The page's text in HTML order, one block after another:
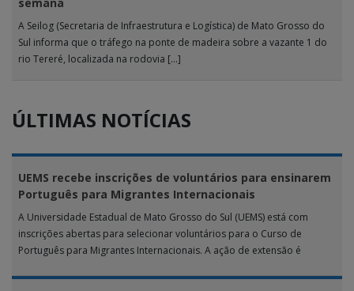
A Seilog (Secretaria de Infraestrutura e Logística) de Mato Grosso do
Sul informa que o tráfego na ponte de madeira sobre a vazante 1 do
rio Tereré, localizada na rodovia […]
ÚLTIMAS NOTÍCIAS
UEMS recebe inscrições de voluntários para ensinarem
Português para Migrantes Internacionais
A Universidade Estadual de Mato Grosso do Sul (UEMS) está com
inscrições abertas para selecionar voluntários para o Curso de
Português para Migrantes Internacionais. A ação de extensão é